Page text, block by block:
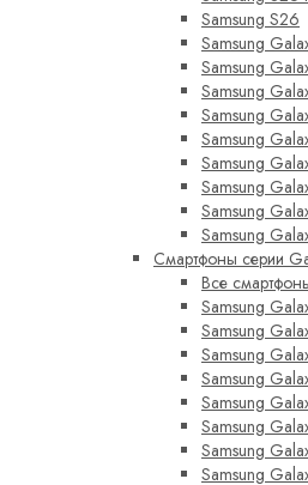
Samsung S26
Samsung
Samsung
Samsung
Samsung
Samsung
Samsung
Samsung
Samsung
Samsung
Смартфоны серии
Все
Samsung
Samsung
Samsung
Samsung
Samsung
Samsung
Samsung
Samsung